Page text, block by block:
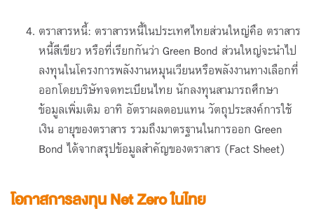
ตราสารหนี้: ตราสารหนี้ในประเทศไทยส่วนใหญ่คือ ตราสาร
หนี้สีเขียว หรือที่เรียกกันว่า Green Bond ส่วนใหญ่จะนำไป
ลงทุนในโครงการพลังงานหมุนเวียนหรือพลังงานทางเลือกที่
ออกโดยบริษัทจดทะเบียนไทย นักลงทุนสามารถศึกษา
ข้อมูลเพิ่มเติม อาทิ อัตราผลตอบแทน วัตถุประสงค์การใช้
เงิน อายุของตราสาร รวมถึงมาตรฐานในการออก Green
Bond ได้จากสรุปข้อมูลสำคัญของตราสาร (Fact Sheet)
โอกาสการลงทุน Net Zero ในไทย